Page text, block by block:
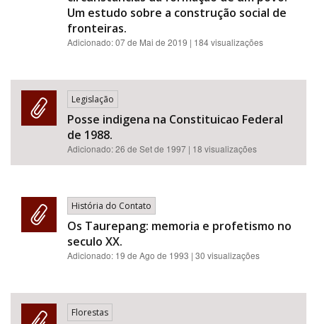
Um estudo sobre a construção social de
fronteiras.
Adicionado:07 de Mai de 2019 | 184 visualizações
Legislação
Posse indigena na Constituicao Federal
de 1988.
Adicionado:26 de Set de 1997 | 18 visualizações
História do Contato
Os Taurepang: memoria e profetismo no
seculo XX.
Adicionado: 19 de Ago de 1993 | 30 visualizações
Florestas